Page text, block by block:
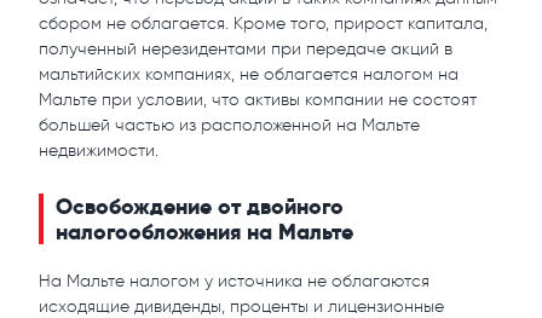
сбором не облагается. Кроме того, прирост капитала,
полученный нерезидентами при передаче акций в
мальтийских компаниях, не облагается налогом на
Мальте при условии, что активы компании не состоят
большей частью из расположенной на Мальте
недвижимости.
Освобождение от двойного
налогообложения на Мальте
На Мальте налогом у источника не облагаются
исходящие дивиденды, проценты и лицензионные